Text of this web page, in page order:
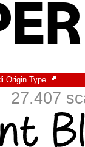
Origin Type
27.407